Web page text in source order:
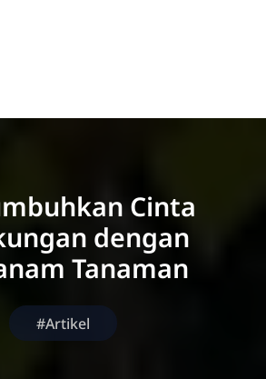
Cinta
dengan
Tanaman
#Artikel